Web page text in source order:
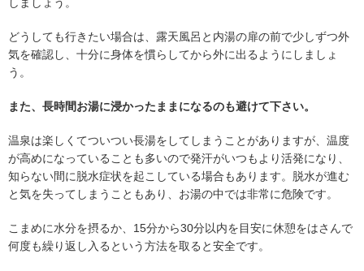
しましょう。
どうしても行きたい場合は、露天風呂と内湯の扉の前で少しずつ外
気を確認し、十分に身体を慣らしてから外に出るようにしましょ
う。
また、長時間お湯に浸かったままになるのも避けて下さい。
温泉は楽しくてついつい長湯をしてしまうことがありますが、温度
が高めになっていることも多いので発汗がいつもより活発になり、
知らない間に脱水症状を起こしている場合もあります。脱水が進む
と気を失ってしまうこともあり、お湯の中では非常に危険です。
こまめに水分を摂るか、15分から30分以内を目安に休憩をはさんで
何度も繰り返し入るという方法を取ると安全です。